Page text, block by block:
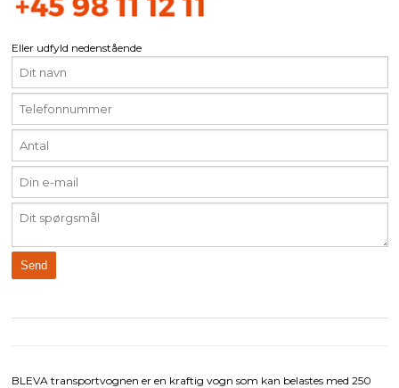
Eller udfyld nedenstående
BLEVA transportvognen er en kraftig vogn som kan belastes med 250